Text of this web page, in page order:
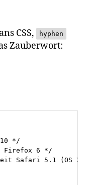
CSS, hyphen
Zauberwort:
*/
Firefox 6 */
Safari 5.1 (OS